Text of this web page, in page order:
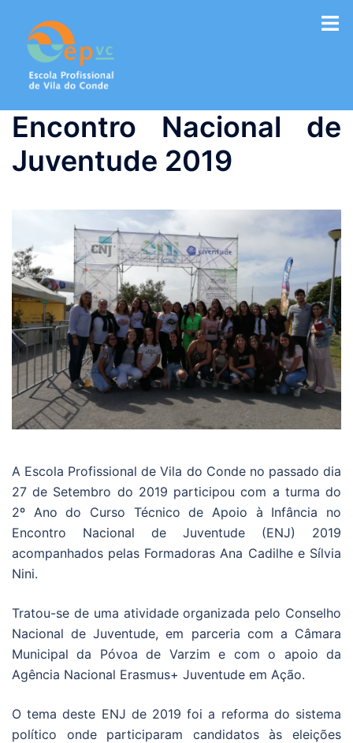
conteúdo
Encontro Nacional de
Juventude 2019
A Escola Profissional de Vila do Conde no passado dia
27 de Setembro do 2019 participou com a turma do
2º Ano do Curso Técnico de Apoio à Infância no
Encontro Nacional de Juventude (ENJ) 2019
acompanhados pelas Formadoras Ana Cadilhe e Sílvia
Nini.
Tratou-se de uma atividade organizada pelo Conselho
Nacional de Juventude, em parceria com a Câmara
Municipal da Póvoa de Varzim e com o apoio da
Agência Nacional Erasmus+ Juventude em Ação.
O tema deste ENJ de 2019 foi a reforma do sistema
político onde participaram candidatos às eleições